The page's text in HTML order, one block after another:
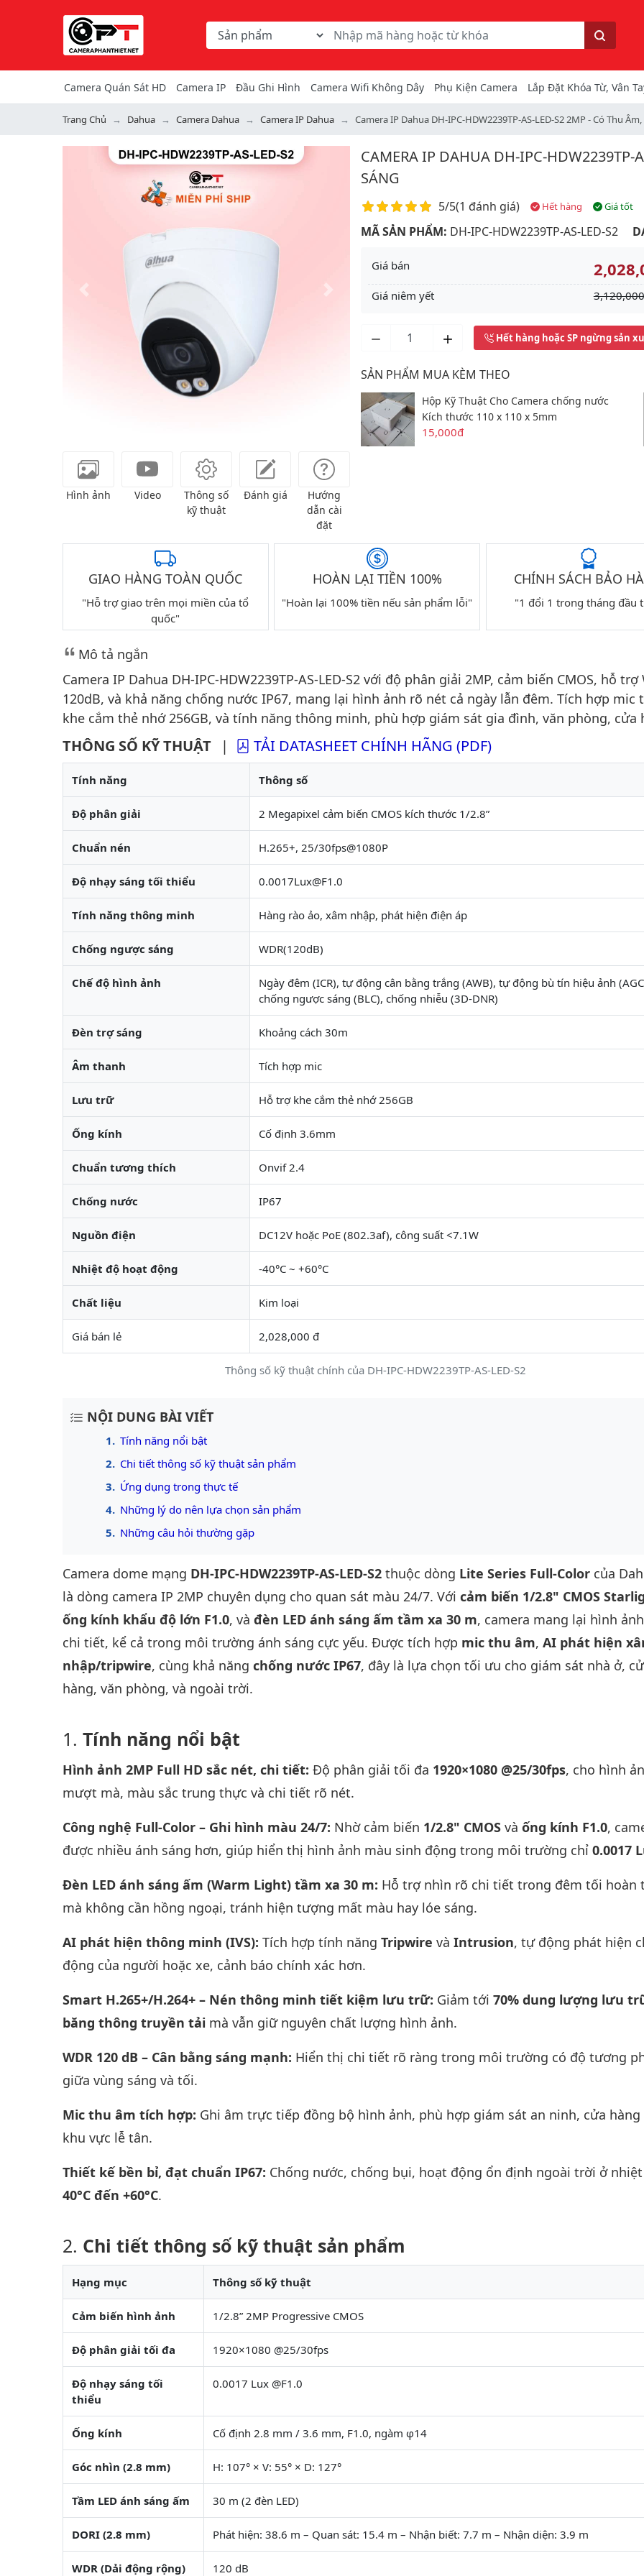
Chọn danh mục tìm kiếm
Từ khóa hoặc mã hàng
Tìm kiếm
Camera Quán Sát HD Camera IP Đầu Ghi Hình Camera Wifi Không Dây Phụ Kiện Camera Lắp Đặt Khóa Từ, Vân
Trang Chủ Dahua Camera Dahua Camera IP Dahua Camera IP Dahua DH-IPC-HDW2239TP-AS-LED-S2 2MP - Có Thu
Hình ảnh Video
Thông số
kỹ thuật
Đánh giá
Hướng
dẫn cài
đặt
CAMERA IP DAHUA DH-IPC-HDW2239TP-
SÁNG
Điểm đánh giá
5/5(1 đánh giá) Hết hàng Giá tốt
MÃ SẢN PHẨM: DH-IPC-HDW2239TP-AS-LED-S2
Giá bán
Giá niêm yết
Hết hàng hoặc SP ngừng sản
SẢN PHẨM MUA KÈM THEO
Hộp Kỹ Thuật Cho Camera chống nước
Kích thước 110 x 110 x 5mm
15,000đ
GIAO HÀNG TOÀN QUỐC
"Hỗ trợ giao trên mọi miền của tổ
quốc"
HOÀN LẠI TIỀN 100%
"Hoàn lại 100% tiền nếu sản phẩm lỗi"
CHÍNH SÁCH BẢO
"1 đổi 1 trong tháng đầu
Mô tả ngắn
Camera IP Dahua DH-IPC-HDW2239TP-AS-LED-S2 với độ phân giải 2MP, cảm biến CMOS, hỗ trợ
120dB, và khả năng chống nước IP67, mang lại hình ảnh rõ nét cả ngày lẫn đêm. Tích hợp mic
khe cắm thẻ nhớ 256GB, và tính năng thông minh, phù hợp giám sát gia đình, văn phòng, cửa
THÔNG SỐ KỸ THUẬT | TẢI DATASHEET CHÍNH HÃNG (PDF)
Thông số kỹ thuật chính của DH-IPC-HDW2239TP-AS-LED-S2
Tính năng Thông số
Độ phân giải 2 Megapixel cảm biến CMOS kích thước 1/2.8”
Chuẩn nén H.265+, 25/30fps@1080P
Độ nhạy sáng tối thiểu 0.0017Lux@F1.0
Tính năng thông minh Hàng rào ảo, xâm nhập, phát hiện điện áp
Chống ngược sáng WDR(120dB)
Chế độ hình ảnh
Ngày đêm (ICR), tự động cân bằng trắng (AWB), tự động bù tín hiệu ảnh
chống ngược sáng (BLC), chống nhiễu (3D-DNR)
Đèn trợ sáng Khoảng cách 30m
Âm thanh Tích hợp mic
Lưu trữ Hỗ trợ khe cắm thẻ nhớ 256GB
Ống kính Cố định 3.6mm
Chuẩn tương thích Onvif 2.4
Chống nước IP67
Nguồn điện DC12V hoặc PoE (802.3af), công suất <7.1W
Nhiệt độ hoạt động -40°C ~ +60°C
Chất liệu Kim loại
Giá bán lẻ 2,028,000 đ
NỘI DUNG BÀI VIẾT
Tính năng nổi bật
Chi tiết thông số kỹ thuật sản phẩm
Ứng dụng trong thực tế
Những lý do nên lựa chọn sản phẩm
Những câu hỏi thường gặp
Camera dome mạng DH-IPC-HDW2239TP-AS-LED-S2 thuộc dòng Lite Series Full-Color của
là dòng camera IP 2MP chuyên dụng cho quan sát màu 24/7. Với cảm biến 1/2.8" CMOS
ống kính khẩu độ lớn F1.0, và đèn LED ánh sáng ấm tầm xa 30 m, camera mang lại hình
chi tiết, kể cả trong môi trường ánh sáng cực yếu. Được tích hợp mic thu âm, AI phát hiện
nhập/tripwire, cùng khả năng chống nước IP67, đây là lựa chọn tối ưu cho giám sát nhà ở,
hàng, văn phòng, và ngoài trời.
Tính năng nổi bật
Hình ảnh 2MP Full HD sắc nét, chi tiết: Độ phân giải tối đa 1920×1080 @25/30fps, cho hình
mượt mà, màu sắc trung thực và chi tiết rõ nét.
Công nghệ Full-Color – Ghi hình màu 24/7: Nhờ cảm biến 1/2.8" CMOS và ống kính F1.0,
được nhiều ánh sáng hơn, giúp hiển thị hình ảnh màu sinh động trong môi trường chỉ 0.0017
Đèn LED ánh sáng ấm (Warm Light) tầm xa 30 m: Hỗ trợ nhìn rõ chi tiết trong đêm tối hoàn
mà không cần hồng ngoại, tránh hiện tượng mất màu hay lóe sáng.
AI phát hiện thông minh (IVS): Tích hợp tính năng Tripwire và Intrusion, tự động phát hiện
động của người hoặc xe, cảnh báo chính xác hơn.
Smart H.265+/H.264+ – Nén thông minh tiết kiệm lưu trữ: Giảm tới 70% dung lượng lưu
băng thông truyền tải mà vẫn giữ nguyên chất lượng hình ảnh.
WDR 120 dB – Cân bằng sáng mạnh: Hiển thị chi tiết rõ ràng trong môi trường có độ tương
giữa vùng sáng và tối.
Mic thu âm tích hợp: Ghi âm trực tiếp đồng bộ hình ảnh, phù hợp giám sát an ninh, cửa hàng
khu vực lễ tân.
Thiết kế bền bỉ, đạt chuẩn IP67: Chống nước, chống bụi, hoạt động ổn định ngoài trời ở
40°C đến +60°C.
Chi tiết thông số kỹ thuật sản phẩm
Hạng mục Thông số kỹ thuật
Cảm biến hình ảnh 1/2.8” 2MP Progressive CMOS
Độ phân giải tối đa 1920×1080 @25/30fps
Độ nhạy sáng tối
thiểu
0.0017 Lux @F1.0
Ống kính Cố định 2.8 mm / 3.6 mm, F1.0, ngàm φ14
Góc nhìn (2.8 mm) H: 107° × V: 55° × D: 127°
Tầm LED ánh sáng ấm 30 m (2 đèn LED)
DORI (2.8 mm) Phát hiện: 38.6 m – Quan sát: 15.4 m – Nhận biết: 7.7 m – Nhận diện: 3.9 m
WDR (Dải động rộng) 120 dB